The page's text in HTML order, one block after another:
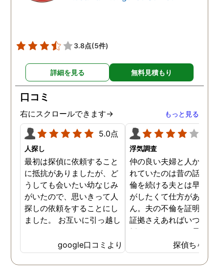
3.8点(5件)
詳細を見る 無料見積もり
口コミ
右にスクロールできます→ もっと見る
5.0点
人探し
最初は探偵に依頼すること
に抵抗がありましたが、ど
うしても会いたい幼なじみ
がいたので、思いきって人
探しの依頼をすることにし
ました。 お互いに引っ越し
いる情報も少なかったの
で、難しいかなと思ってい
たのですが、見事に探して
google口コミより
浮気調査
仲の良い夫婦と人から言
れていたのは昔の話で、
倫を続ける夫とは早く離
がしたくて仕方がありま
ん。夫の不倫を証明でき
証拠さえあればいつでも
婚ができるのにと愚痴を
ぼしていると、姉が探偵
不倫の証拠集めを依頼し
くれました。探偵事務所
探偵ちゃん